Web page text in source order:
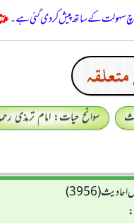
سرچ سہولت کے ساتھ پیش کر دی گئی ہے۔
سوانح حیات: امام ترمذی
(3956)